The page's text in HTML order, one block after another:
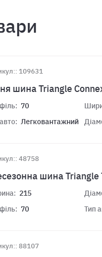
109631
шина Triangle
70
Легковантажний
48758
шина
215
70
Тип
88107